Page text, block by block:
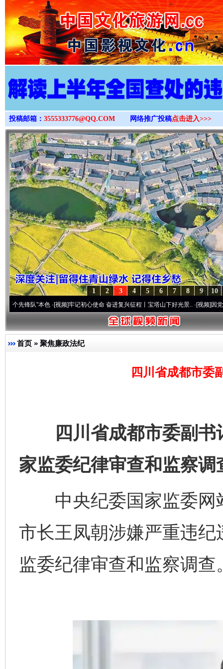
>
投稿邮箱： 3555333776@QQ.COM 网络推广投稿点击进入>>>
10
9
8
7
6
5
4
3
2
1
”本色·[视频]牢记初心使命 奋进复兴征程丨宝塔山下好光景..·[视频]因党而生 为党
首页 » 聚焦廉政法纪
四川省成都市委
四川省成都市委副书
家监委纪律审查和监察调
中央纪委国家监委网
市长王凤朝涉嫌严重违
监委纪律审查和监察调